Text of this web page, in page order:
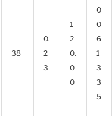
38
0.
2
3
1
2
0.
0
0
0
0
6
1
3
3
5